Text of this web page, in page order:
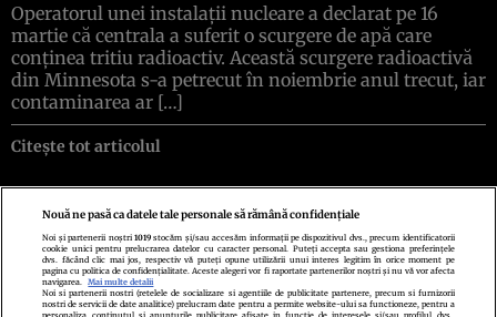
Operatorul unei instalații nucleare a declarat pe 16
martie că centrala a suferit o scurgere de apă care
conținea tritiu radioactiv. Această scurgere radioactivă
din Minnesota s-a petrecut în noiembrie anul trecut, iar
contaminarea ar […]
Citește tot articolul
Politica de confidenţialitate Politica de cookiesTermeni şi condiţii
Echipa redacționalăContactSetări Cookies
Nouă ne pasă ca datele tale personale să rămână confidențiale
Noi și partenerii noștri1019 stocăm și/sau accesăm informații pe dispozitivul dvs., precum identificatorii
cookie unici pentru prelucrarea datelor cu caracter personal. Puteți accepta sau gestiona preferințele
dvs. făcând clic mai jos, respectiv vă puteți opune utilizării unui interes legitim în orice moment pe
pagina cu politica de confidențialitate. Aceste alegeri vor fi raportate partenerilor noștri și nu vă vor afecta
navigarea.
Mai multe detalii
Noi si partenerii nostri (retelele de socializare si agentiile de publicitate partenere, precum si furnizorii
nostri de servicii de date analitice) prelucram date pentru a permite website-ului sa functioneze, pentru a
personaliza continutul si anunturile publicitare afisate in functie de interesele si/sau profilul dvs.,